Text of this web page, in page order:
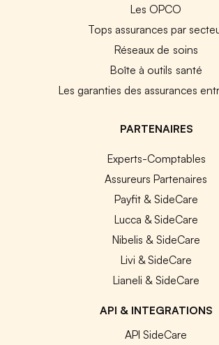
Les OPCO
Tops assurances par
Réseaux de soins
Boîte à outils santé
Les garanties des assurances
PARTENAIRES
Experts-Comptables
Assureurs Partenaires
Payfit & SideCare
Lucca & SideCare
Nibelis & SideCare
Livi & SideCare
Lianeli & SideCare
API & INTEGRATIONS
API SideCare